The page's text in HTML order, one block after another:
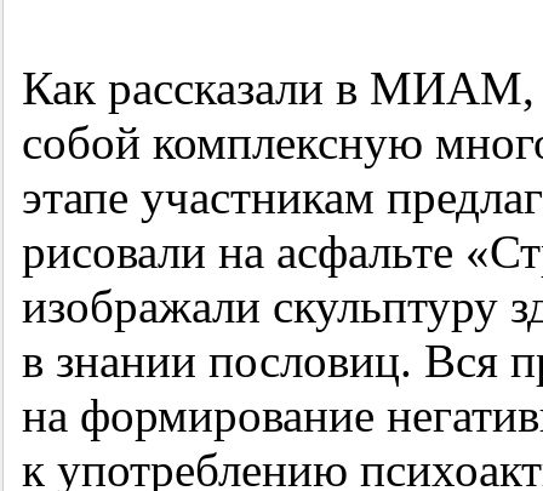
Как рассказали в МИАМ,
собой комплексную
этапе участникам
рисовали на асфальте
изображали скульптуру
в знании пословиц. Вся
на формирование
к употреблению